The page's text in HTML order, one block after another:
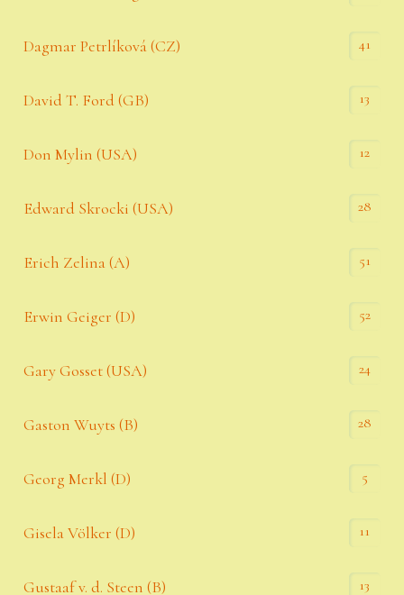
Dagmar Petrlíková (CZ) 41
David T. Ford (GB) 13
Don Mylin (USA) 12
Edward Skrocki (USA) 28
Erich Zelina (A) 51
Erwin Geiger (D) 52
Gary Gosset (USA) 24
Gaston Wuyts (B) 28
Georg Merkl (D) 5
Gisela Völker (D) 11
Gustaaf v. d. Steen (B) 13